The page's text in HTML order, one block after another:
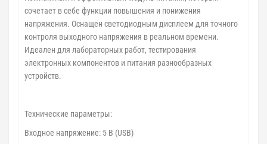
сочетает в себе функции повышения и понижения
напряжения. Оснащен светодиодным дисплеем для точного
контроля выходного напряжения в реальном времени.
Идеален для лабораторных работ, тестирования
электронных компонентов и питания разнообразных
устройств.
Технические параметры:
Входное напряжение: 5 В (USB)